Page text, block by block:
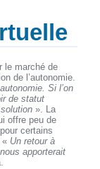
le marché de
de l’autonomie.
Si l’on
de statut
». La
offre peu de
certains
« Un retour à
apporterait